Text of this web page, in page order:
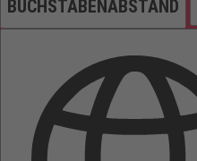
BUCHSTABENABSTAND